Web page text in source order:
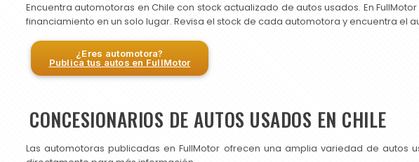
Encuentra automotoras en Chile con stock actualizado de autos usados. En
financiamiento en un solo lugar. Revisa el stock de cada automotora y encuentra el
¿Eres automotora?
Publica tus autos en FullMotor
CONCESIONARIOS DE AUTOS USADOS EN CHILE
Las automotoras publicadas en FullMotor ofrecen una amplia variedad de autos